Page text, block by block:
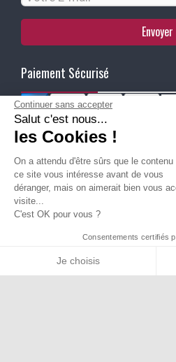
Besoin d'aide pour
taille ou une pointure
Envoyer
Paiement Sécurisé
Ma Livraison
Continuer sans accepter
Salut c'est nous...
les Cookies !
On a attendu d'être sûrs que le contenu
ce site vous intéresse avant de vous
déranger, mais on aimerait bien vous
visite...
C'est OK pour vous ?
Consentements certifiés
Je choisis